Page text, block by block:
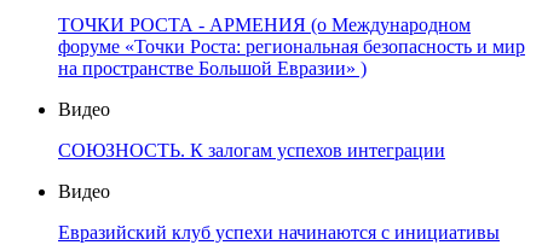
ТОЧКИ РОСТА - АРМЕНИЯ (о Международном
форуме «Точки Роста: региональная безопасность и мир
на пространстве Большой Евразии» )
Видео
СОЮЗНОСТЬ. К залогам успехов интеграции
Видео
Евразийский клуб успехи начинаются с инициативы